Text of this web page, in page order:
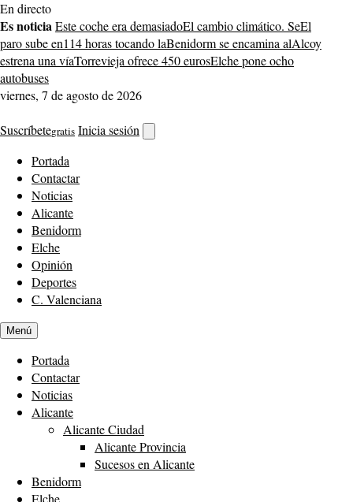
Saltar
al
contenido
En directo
Es noticiaEste coche era demasiadoEl cambio climático. SeEl
paro sube en114 horas tocando laBenidorm se encamina alAlcoy
estrena una víaTorrevieja ofrece 450 eurosElche pone ocho
autobuses
viernes, 7 de agosto de 2026
Suscríbetegratis Inicia sesión
buscador
Portada
Contactar
Noticias
Alicante
Benidorm
Elche
Opinión
Deportes
C. Valenciana
Menú
Portada
Contactar
Noticias
Alicante
Alicante Ciudad
Alicante Provincia
Sucesos en Alicante
Benidorm
Elche